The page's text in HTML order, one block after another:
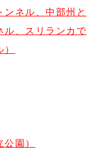
ネル、中部州と
ル、スリランカで
園）